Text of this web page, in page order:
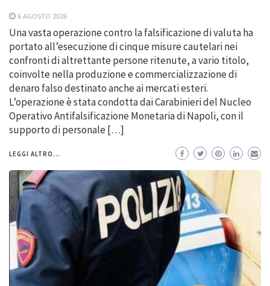
6 AGOSTO 2026
Una vasta operazione contro la falsificazione di valuta ha
portato all’esecuzione di cinque misure cautelari nei
confronti di altrettante persone ritenute, a vario titolo,
coinvolte nella produzione e commercializzazione di
denaro falso destinato anche ai mercati esteri.
L’operazione è stata condotta dai Carabinieri del Nucleo
Operativo Antifalsificazione Monetaria di Napoli, con il
supporto di personale […]
LEGGI ALTRO...